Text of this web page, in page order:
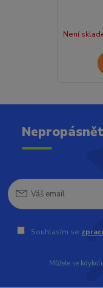
Není
Souhlasím se
Můžete se